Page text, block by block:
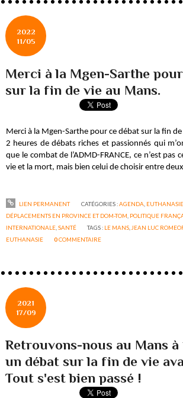
2022
11/05
Merci à la Mgen-Sarthe
sur la fin de vie au Mans.
Merci à la Mgen-Sarthe pour ce débat sur la fin
2 heures de débats riches et passionnés qui
que le combat de l’ADMD-FRANCE, ce n’est pas
vie et la mort, mais bien celui de choisir entre
LIEN PERMANENT CATÉGORIES :AGENDA
DÉPLACEMENTS EN PROVINCE ET DOM-TOM POLITIQUE
INTERNATIONALE ,SANTÉ TAGS : LE MANS JEAN LUC
EUTHANASIE
0COMMENTAIRE
2021
17/09
Retrouvons-nous au Mans à
un débat sur la fin de vie
Tout s'est bien passé !